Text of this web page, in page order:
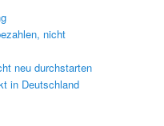
nicht
neu durchstarten
in Deutschland